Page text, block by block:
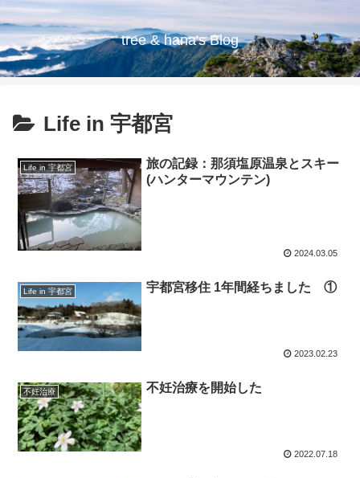
tree & hana's Blog
Life in 宇都宮
Life in 宇都宮
旅の記録：那須塩原温泉とスキー
(ハンターマウンテン)
2024.03.05
Life in 宇都宮 宇都宮移住 1年間経ちました ①
2023.02.23
不妊治療 不妊治療を開始した
2022.07.18